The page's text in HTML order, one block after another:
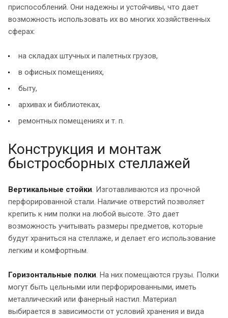
приспособлений. Они надежны и устойчивы, что дает
возможность использовать их во многих хозяйственных
сферах:
на складах штучных и палетных грузов,
в офисных помещениях,
быту,
архивах и библиотеках,
ремонтных помещениях и т. п.
Конструкция и монтаж
быстросборных стеллажей
Вертикальные стойки. Изготавливаются из прочной
перфорированной стали. Наличие отверстий позволяет
крепить к ним полки на любой высоте. Это дает
возможность учитывать размеры предметов, которые
будут храниться на стеллаже, и делает его использование
легким и комфортным.
Горизонтальные полки. На них помещаются грузы. Полки
могут быть цельными или перфорированными, иметь
металлический или фанерный настил. Материал
выбирается в зависимости от условий хранения и вида